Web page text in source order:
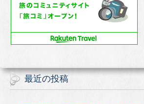
最近の投稿